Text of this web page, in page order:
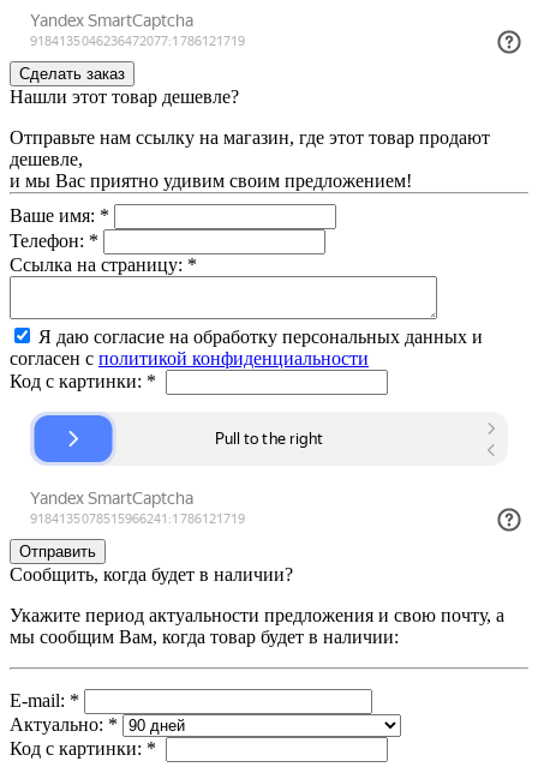
Нашли этот товар дешевле?
Отправьте нам ссылку на магазин, где этот товар продают
дешевле,
и мы Вас приятно удивим своим предложением!
Ваше имя: *
Телефон: *
Ссылка на страницу: *
Я даю согласие на обработку персональных данных и
согласен с политикой конфиденциальности
Код с картинки: *
Сообщить, когда будет в наличии?
Укажите период актуальности предложения и свою почту, а
мы сообщим Вам, когда товар будет в наличии:
E-mail: *
Актуально: *
Код с картинки: *